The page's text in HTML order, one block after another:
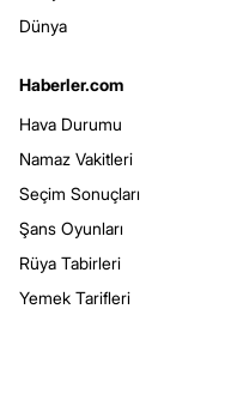
Dünya
Haberler.com
Hava Durumu
Namaz Vakitleri
Seçim Sonuçları
Şans Oyunları
Rüya Tabirleri
Yemek Tarifleri